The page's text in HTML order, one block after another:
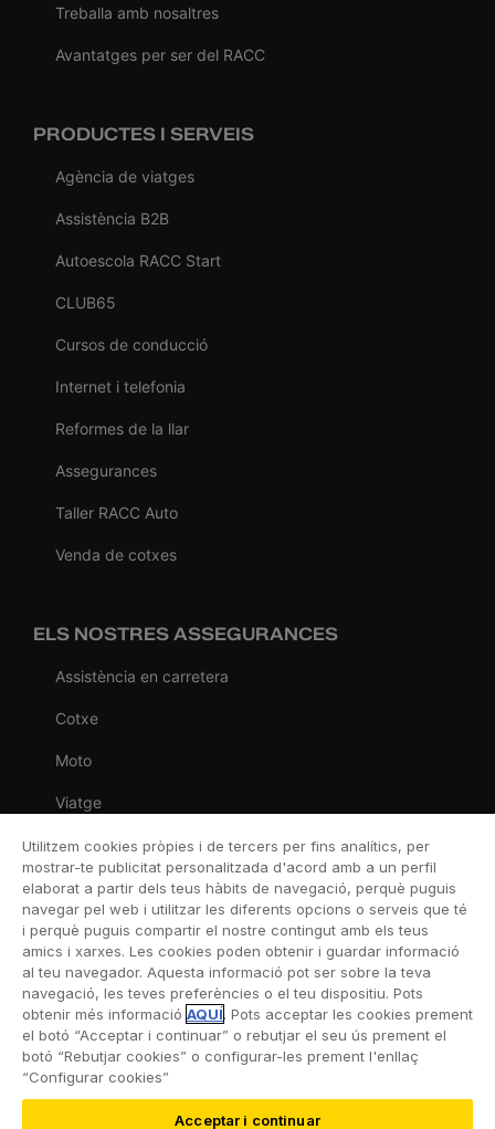
Treballa amb nosaltres
Avantatges per ser del RACC
PRODUCTES I SERVEIS
Agència de viatges
Assistència B2B
Autoescola RACC Start
CLUB65
Cursos de conducció
Internet i telefonia
Reformes de la llar
Assegurances
Taller RACC Auto
Venda de cotxes
ELS NOSTRES ASSEGURANCES
Assistència en carretera
Cotxe
Moto
Viatge
Llar
Vida
Decessos
Dental
Esportiva
Esquí
Utilitzem cookies pròpies i de tercers per fins analítics, per
mostrar-te publicitat personalitzada d'acord amb a un perfil
elaborat a partir dels teus hàbits de navegació, perquè puguis
navegar pel web i utilitzar les diferents opcions o serveis que té
i perquè puguis compartir el nostre contingut amb els teus
amics i xarxes. Les cookies poden obtenir i guardar informació
al teu navegador. Aquesta informació pot ser sobre la teva
navegació, les teves preferències o el teu dispositiu. Pots
obtenir més informació AQUÍ. Pots acceptar les cookies prement
el botó “Acceptar i continuar” o rebutjar el seu ús prement el
botó “Rebutjar cookies” o configurar-les prement l'enllaç
“Configurar cookies”
Acceptar i continuar